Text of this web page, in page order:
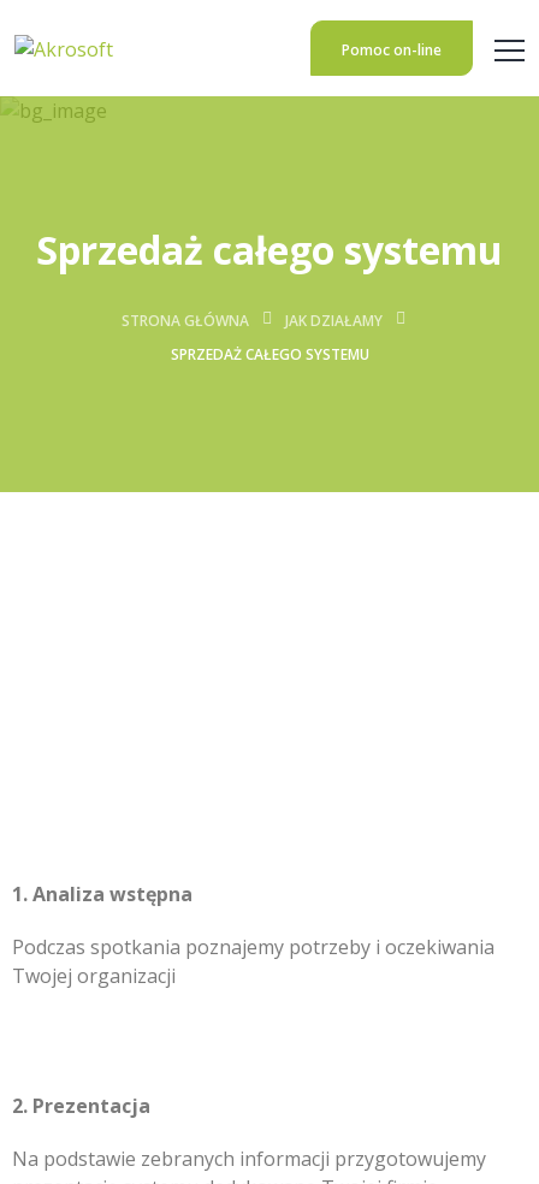
Pomoc on-line
Sprzedaż całego systemu
STRONA GŁÓWNA
JAK DZIAŁAMY
SPRZEDAŻ CAŁEGO SYSTEMU
1. Analiza wstępna
Podczas spotkania poznajemy potrzeby i oczekiwania
Twojej organizacji
2. Prezentacja
Na podstawie zebranych informacji przygotowujemy